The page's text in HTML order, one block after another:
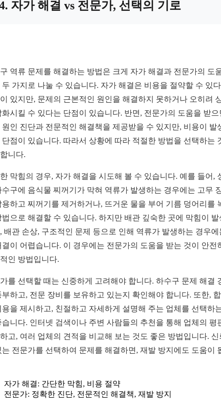
자가 해결 vs 전문가, 선택의 기로
역류 문제를 해결하는 방법은 크게 자가 해결과 전문가의 도
두 가지로 나눌 수 있습니다. 자가 해결은 비용을 절약할 수 있
있지만, 문제의 근본적인 원인을 해결하지 못하거나 오히려
화시킬 수 있다는 단점이 있습니다. 반면, 전문가의 도움을 받으
원인 진단과 전문적인 해결책을 제공받을 수 있지만, 비용이 발
단점이 있습니다. 따라서 상황에 따라 적절한 방법을 선택하는
니다.
막힘의 경우, 자가 해결을 시도해 볼 수 있습니다. 예를 들어,
수구에 음식물 찌꺼기가 막혀 역류가 발생하는 경우에는 고무
용하고 찌꺼기를 제거하거나, 뜨거운 물을 부어 기름 덩어리를
법으로 해결할 수 있습니다. 하지만 배관 깊숙한 곳에 막힘이 발
배관 손상, 구조적인 문제 등으로 인해 역류가 발생하는 경우에
결이 어렵습니다. 이 경우에는 전문가의 도움을 받는 것이 안전
인 방법입니다.
를 선택할 때는 신중하게 고려해야 합니다. 하수구 문제 해결
부하고, 전문 장비를 보유하고 있는지 확인해야 합니다. 또한,
용을 제시하고, 친절하고 자세하게 설명해 주는 업체를 선택하
습니다. 인터넷 검색이나 주변 사람들의 추천을 통해 업체의 평
고, 여러 업체의 견적을 비교해 보는 것도 좋은 방법입니다. 신
는 전문가를 선택하여 문제를 해결하면, 재발 방지에도 도움이
자가 해결: 간단한 막힘, 비용 절약
전문가: 정확한 진단, 전문적인 해결책, 재발 방지